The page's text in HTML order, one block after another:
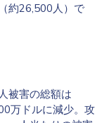
約26,500人）で
被害の総額は
万ドルに減少。攻